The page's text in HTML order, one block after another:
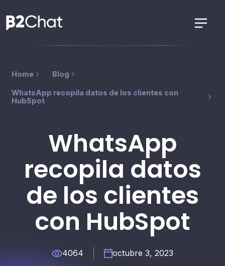
Home Blog
WhatsApp recopila datos de los clientes con
HubSpot
WhatsApp
recopila datos
de los clientes
con HubSpot
4064 octubre 3, 2023